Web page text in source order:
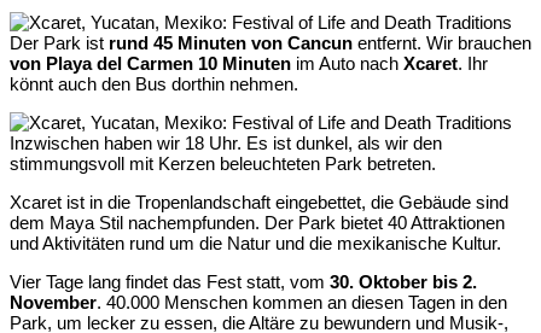
Der Park ist rund 45 Minuten von Cancun entfernt. Wir brauchen
von Playa del Carmen 10 Minuten im Auto nach Xcaret. Ihr
könnt auch den Bus dorthin nehmen.
Inzwischen haben wir 18 Uhr. Es ist dunkel, als wir den
stimmungsvoll mit Kerzen beleuchteten Park betreten.
Xcaret ist in die Tropenlandschaft eingebettet, die Gebäude sind
dem Maya Stil nachempfunden. Der Park bietet 40 Attraktionen
und Aktivitäten rund um die Natur und die mexikanische Kultur.
Vier Tage lang findet das Fest statt, vom 30. Oktober bis 2.
November. 40.000 Menschen kommen an diesen Tagen in den
Park, um lecker zu essen, die Altäre zu bewundern und Musik-,